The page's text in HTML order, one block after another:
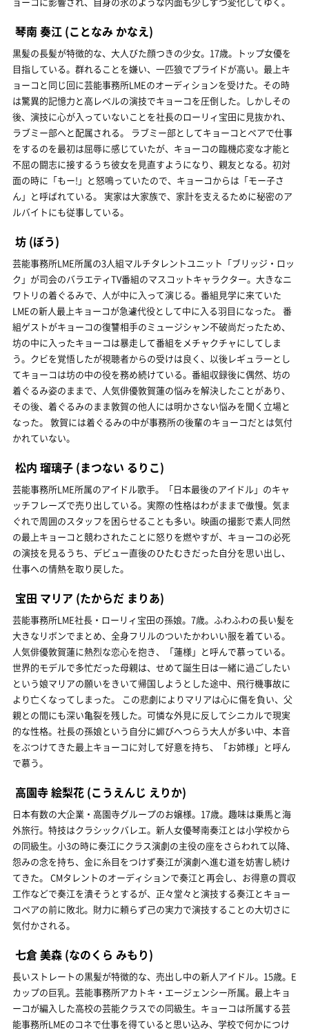
琴南 奏江 (ことなみ かなえ)
黒髪の長髪が特徴的な、大人びた顔つきの少女。17歳。トップ女優を
目指している。群れることを嫌い、一匹狼でプライドが高い。最上キ
ョーコと同じ回に芸能事務所LMEのオーディションを受けた。その時
は驚異的記憶力と高レベルの演技でキョーコを圧倒した。しかしその
後、演技に心が入っていないことを社長のローリィ宝田に見抜かれ、
ラブミー部へと配属される。 ラブミー部としてキョーコとペアで仕事
をするのを最初は屈辱に感じていたが、キョーコの臨機応変な才能と
不屈の闘志に接するうち彼女を見直すようになり、親友となる。初対
面の時に「もー!」と怒鳴っていたので、キョーコからは「モー子さ
ん」と呼ばれている。 実家は大家族で、家計を支えるために秘密のア
ルバイトにも従事している。
坊 (ぼう)
芸能事務所LME所属の3人組マルチタレントユニット「ブリッジ・ロッ
ク」が司会のバラエティTV番組のマスコットキャラクター。大きなニ
ワトリの着ぐるみで、人が中に入って演じる。番組見学に来ていた
LMEの新人最上キョーコが急遽代役として中に入る羽目になった。 番
組ゲストがキョーコの復讐相手のミュージシャン不破尚だったため、
坊の中に入ったキョーコは暴走して番組をメチャクチャにしてしま
う。クビを覚悟したが視聴者からの受けは良く、以後レギュラーとし
てキョーコは坊の中の役を務め続けている。番組収録後に偶然、坊の
着ぐるみ姿のままで、人気俳優敦賀蓮の悩みを解決したことがあり、
その後、着ぐるみのまま敦賀の他人には明かさない悩みを聞く立場と
なった。 敦賀には着ぐるみの中が事務所の後輩のキョーコだとは気付
かれていない。
松内 瑠璃子 (まつない るりこ)
芸能事務所LME所属のアイドル歌手。「日本最後のアイドル」のキャ
ッチフレーズで売り出している。実際の性格はわがままで傲慢。気ま
ぐれで周囲のスタッフを困らせることも多い。映画の撮影で素人同然
の最上キョーコと競わされたことに怒りを燃やすが、キョーコの必死
の演技を見るうち、デビュー直後のひたむきだった自分を思い出し、
仕事への情熱を取り戻した。
宝田 マリア (たからだ まりあ)
芸能事務所LME社長・ローリィ宝田の孫娘。7歳。ふわふわの長い髪を
大きなリボンでまとめ、全身フリルのついたかわいい服を着ている。
人気俳優敦賀蓮に熱烈な恋心を抱き、「蓮様」と呼んで慕っている。
世界的モデルで多忙だった母親は、せめて誕生日は一緒に過ごしたい
という娘マリアの願いをきいて帰国しようとした途中、飛行機事故に
より亡くなってしまった。 この悲劇によりマリアは心に傷を負い、父
親との間にも深い亀裂を残した。可憐な外見に反してシニカルで現実
的な性格。社長の孫娘という自分に媚びへつらう大人が多い中、本音
をぶつけてきた最上キョーコに対して好意を持ち、「お姉様」と呼ん
で慕う。
高園寺 絵梨花 (こうえんじ えりか)
日本有数の大企業・高園寺グループのお嬢様。17歳。趣味は乗馬と海
外旅行。特技はクラシックバレエ。新人女優琴南奏江とは小学校から
の同級生。小3の時に奏江にクラス演劇の主役の座をさらわれて以降、
怨みの念を持ち、金に糸目をつけず奏江が演劇へ進む道を妨害し続け
てきた。 CMタレントのオーディションで奏江と再会し、お得意の買収
工作などで奏江を潰そうとするが、正々堂々と演技する奏江とキョー
コペアの前に敗北。財力に頼らず己の実力で演技することの大切さに
気付かされる。
七倉 美森 (なのくら みもり)
長いストレートの黒髪が特徴的な、売出し中の新人アイドル。15歳。E
カップの巨乳。芸能事務所アカトキ・エージェンシー所属。最上キョ
ーコが編入した高校の芸能クラスでの同級生。キョーコは所属する芸
能事務所LMEのコネで仕事を得ていると思い込み、学校で何かにつけ